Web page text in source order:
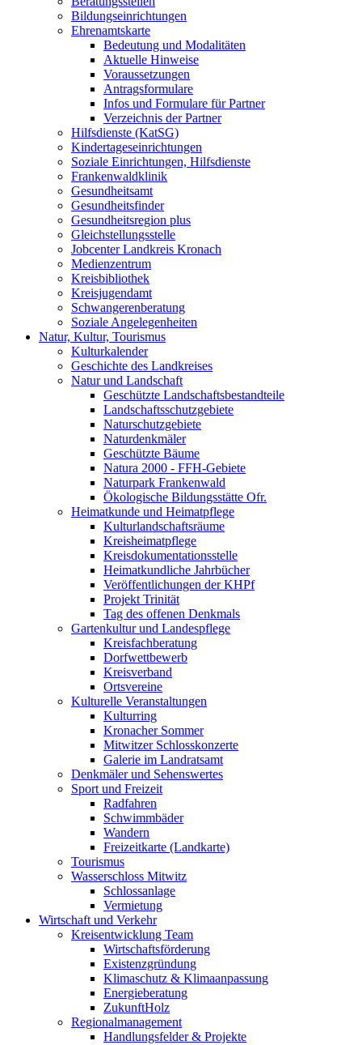
Bildungseinrichtungen
Ehrenamtskarte
Bedeutung und Modalitäten
Aktuelle Hinweise
Voraussetzungen
Antragsformulare
Infos und Formulare für Partner
Verzeichnis der Partner
Hilfsdienste (KatSG)
Kindertageseinrichtungen
Soziale Einrichtungen, Hilfsdienste
Frankenwaldklinik
Gesundheitsamt
Gesundheitsfinder
Gesundheitsregion plus
Gleichstellungsstelle
Jobcenter Landkreis Kronach
Medienzentrum
Kreisbibliothek
Kreisjugendamt
Schwangerenberatung
Soziale Angelegenheiten
Natur, Kultur, Tourismus
Kulturkalender
Geschichte des Landkreises
Natur und Landschaft
Geschützte Landschaftsbestandteile
Landschaftsschutzgebiete
Naturschutzgebiete
Naturdenkmäler
Geschützte Bäume
Natura 2000 - FFH-Gebiete
Naturpark Frankenwald
Ökologische Bildungsstätte Ofr.
Heimatkunde und Heimatpflege
Kulturlandschaftsräume
Kreisheimatpflege
Kreisdokumentationsstelle
Heimatkundliche Jahrbücher
Veröffentlichungen der KHPf
Projekt Trinität
Tag des offenen Denkmals
Gartenkultur und Landespflege
Kreisfachberatung
Dorfwettbewerb
Kreisverband
Ortsvereine
Kulturelle Veranstaltungen
Kulturring
Kronacher Sommer
Mitwitzer Schlosskonzerte
Galerie im Landratsamt
Denkmäler und Sehenswertes
Sport und Freizeit
Radfahren
Schwimmbäder
Wandern
Freizeitkarte (Landkarte)
Tourismus
Wasserschloss Mitwitz
Schlossanlage
Vermietung
Wirtschaft und Verkehr
Kreisentwicklung Team
Wirtschaftsförderung
Existenzgründung
Klimaschutz & Klimaanpassung
Energieberatung
ZukunftHolz
Regionalmanagement
Handlungsfelder & Projekte